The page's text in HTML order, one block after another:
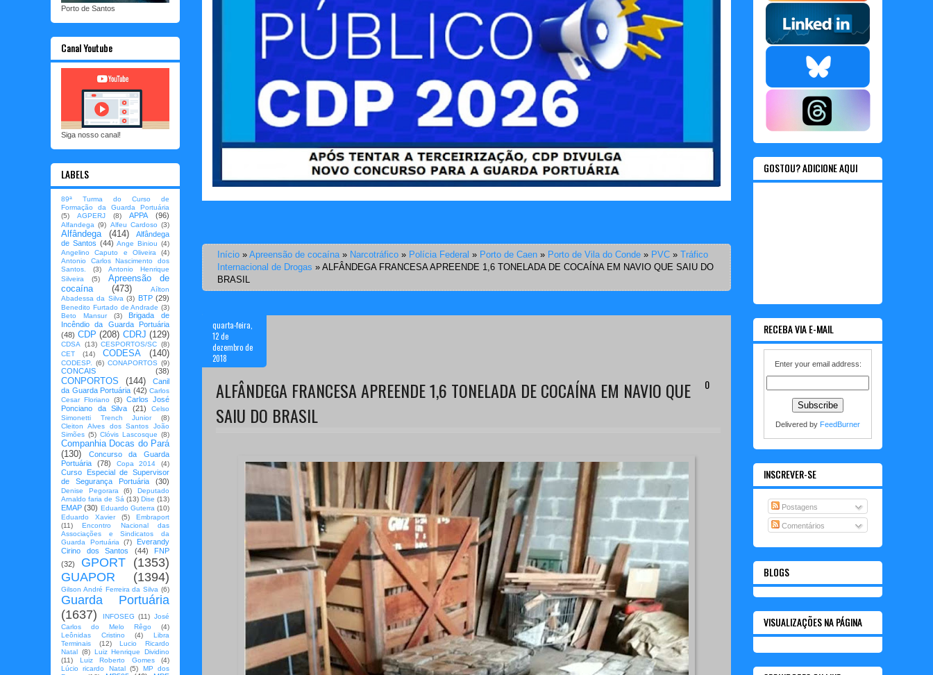
Início » Apreensão de cocaína» Narcotráfico » Polícia Federal » Porto de Caen » Porto de Vila do Conde » PVC » Tráfico
Internacional de Drogas » ALFÂNDEGA FRANCESA APREENDE 1,6 TONELADA DE COCAÍNA EM NAVIO QUE SAIU DO
BRASIL
quarta-feira,
12 de
dezembro de
2018
0
ALFÂNDEGA FRANCESA APREENDE 1,6 TONELADA DE COCAÍNA EM NAVIO QUE
SAIU DO BRASIL
Porto de Santos
Canal Youtube
Siga nosso canal!
LABELS
89ª Turma do Curso de
Formação da Guarda Portuária
(5)
AGPERJ (8) APPA (96)
Alfandega (9) Alfeu Cardoso (3)
Alfândega (414)
Alfândega
de Santos (44) Ange Biniou (4)
Angelino Caputo e Oliveira
(4)
Antonio Carlos Nascimento dos
Santos.
(3)
Antonio Henrique
Silveira
(5)
Apreensão de
cocaína
(473)
Aílton
Abadessa da Silva (3) BTP (29)
Benedito Furtado de Andrade (3)
Beto Mansur
(3)
Brigada de
Incêndio da Guarda Portuária
(48) CDP (208) CDRJ (129)
CDSA (13) CESPORTOS/SC (8)
CET
(14) CODESA (140)
CODESP. (6) CONAPORTOS (9)
CONCAIS (38)
CONPORTOS (144)
Canil
da Guarda Portuária (42) Carlos
Cesar Floriano
(3) Carlos José
Ponciano da Silva
(21)
Celso
Simonetti Trench Junior
(8)
Cleiton Alves dos Santos João
Simões (5) Clóvis Lascosque (8)
Companhia Docas do Pará
(130)
Concurso da Guarda
Portuária
(78) Copa 2014 (4)
Curso Especial de Supervisor
de Segurança Portuária
(30)
Denise Pegorara (6)
Deputado
Arnaldo faria de Sá (13) Dise (13)
EMAP (30) Eduardo Guterra (10)
Eduardo Xavier
(5)
Embraport
(11)
Encontro Nacional das
Associações e Sindicatos da
Guarda Portuária
(7)
Everandy
Cirino dos Santos
(44)
FNP
(32)
GPORT (1353)
GUAPOR
(1394)
Gilson André Ferreira da Silva (6)
Guarda Portuária
(1637)
INFOSEG (11) José
Carlos do Melo Rêgo
(4)
Leônidas Cristino
(4)
Libra
Terminais
(12)
Lucio Ricardo
Natal (8) Luiz Henrique Dividino
(11)
Luiz Roberto Gomes
(4)
Lúcio ricardo Natal (5)
MP dos
GOSTOU? ADICIONE AQUI
RECEBA VIA E-MAIL
Enter your email address:
Delivered by FeedBurner
INSCREVER-SE
Postagens
Comentários
BLOGS
VISUALIZAÇÕES NA PÁGINA